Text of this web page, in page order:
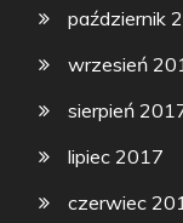
październik
wrzesień
sierpień
lipiec 2017
czerwiec